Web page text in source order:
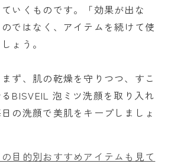
いくものです。「効果が出な
ではなく、アイテムを続けて使
ょう。
ず、肌の乾燥を守りつつ、すこ
BISVEIL 泡ミツ洗顔を取り入れ
の洗顔で美肌をキープしましょ
目的別おすすめアイテムも見て